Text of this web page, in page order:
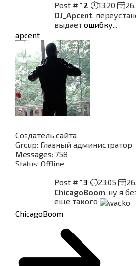
Post # 12 13:20
DJ_Apcent,
выдает ошибку...
apcent
Создатель сайта
Group: Главный администратор
Messages: 758
Status: Offline
Post # 13 23:05
ChicagoBoom, ну я
еще такого
ChicagoBoom